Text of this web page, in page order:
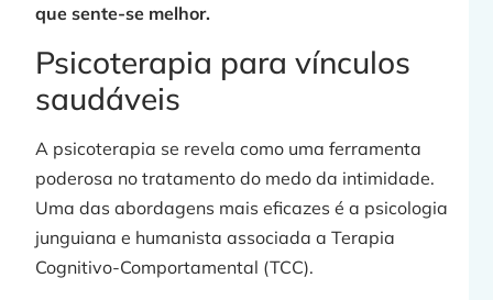
que sente-se melhor.
Psicoterapia para vínculos
saudáveis
A psicoterapia se revela como uma ferramenta
poderosa no tratamento do medo da intimidade.
Uma das abordagens mais eficazes é a psicologia
junguiana e humanista associada a Terapia
Cognitivo-Comportamental (TCC).